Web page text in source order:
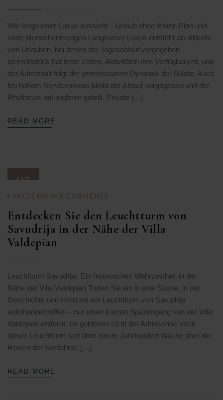
Wie langsamer Luxus aussieht – Urlaub ohne festen Plan und
ohne Menschenmengen Langsamer Luxus entsteht als Abkehr
von Urlauben, bei denen der Tagesablauf vorgegeben
ist.Frühstück hat feste Zeiten, Aktivitäten ihre Verfügbarkeit, und
der Aufenthalt folgt der gemeinsamen Dynamik der Gäste. Auch
bei hohem Serviceniveau bleibt der Ablauf vorgegeben und der
Rhythmus mit anderen geteilt. Private […]
READ MORE
05
VALDEPIAN 0 COMMENTS
Entdecken Sie den Leuchtturm von
Savudrija in der Nähe der Villa
Valdepian
Leuchtturm Savudrija: Ein historisches Wahrzeichen in der
Nähe der Villa Valdepian Treten Sie ein in eine Szene, in der
Geschichte und Horizont am Leuchtturm von Savudrija
aufeinandertreffen – nur einen kurzen Spaziergang von der Villa
Valdepian entfernt. Im goldenen Licht der Adriasonne steht
dieser Leuchtturm seit über einem Jahrhundert Wache über die
Reisen der Seefahrer. […]
READ MORE